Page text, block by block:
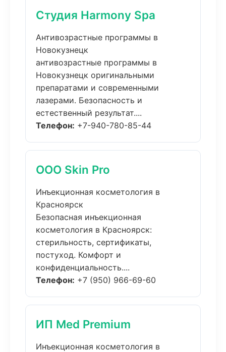
Студия Harmony Spa
Антивозрастные программы в
Новокузнецк
антивозрастные программы в
Новокузнецк оригинальными
препаратами и современными
лазерами. Безопасность и
естественный результат....
Телефон: +7-940-780-85-44
ООО Skin Pro
Инъекционная косметология в
Красноярск
Безопасная инъекционная
косметология в Красноярск:
стерильность, сертификаты,
постуход. Комфорт и
конфиденциальность....
Телефон: +7 (950) 966-69-60
ИП Med Premium
Инъекционная косметология в